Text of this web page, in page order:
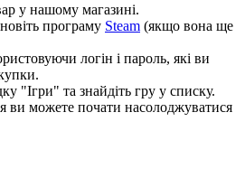
у нашому магазині.
програму Steam (якщо вона ще
логін і пароль, які ви
"Ігри" та знайдіть гру у списку.
ви можете почати насолоджуватися